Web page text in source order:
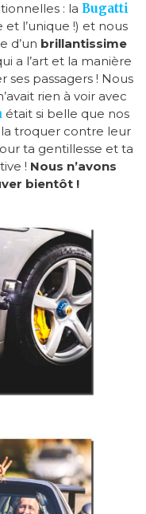
: la Bugatti
et l’unique !) et nous
d’un brillantissime
a l’art et la manière
ses passagers ! Nous
rien à voir avec
était si belle que nos
troquer contre leur
ta gentillesse et ta
! Nous n’avons
bientôt !